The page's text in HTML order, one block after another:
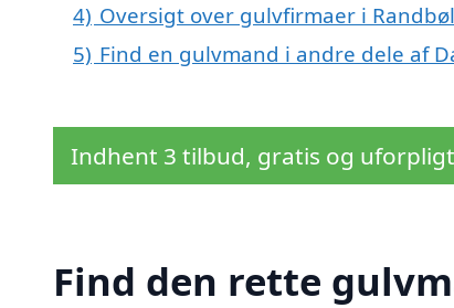
4) Oversigt over gulvfirmaer i
5) Find en gulvmand i andre dele af
Indhent 3 tilbud, gratis og
Find den rette